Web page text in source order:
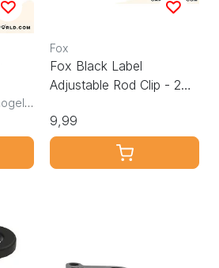
Meerdere varianten mogelijk
Fox
Fox Black Label
Adjustable Rod Clip - 2
9,99